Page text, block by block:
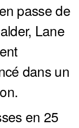
passe de
Lane
dans un
en 25